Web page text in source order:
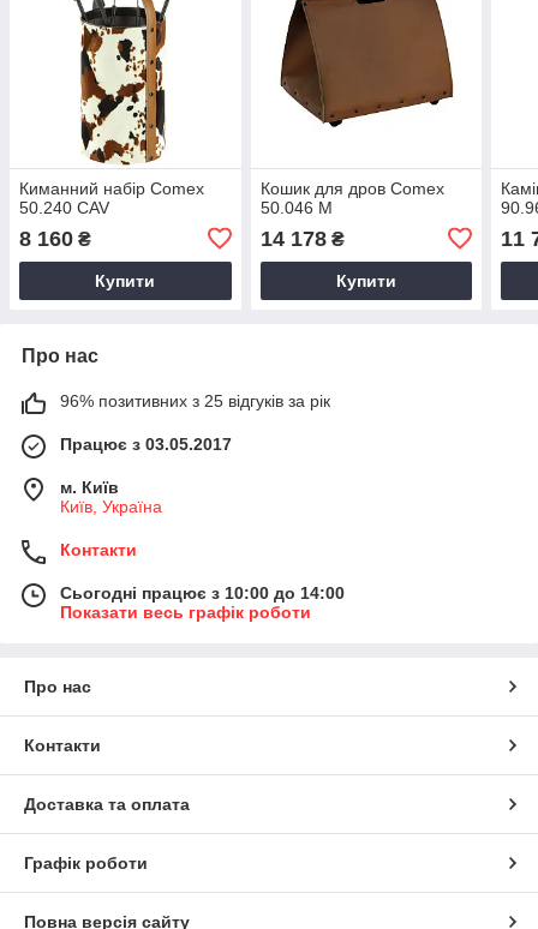
Киманний набір Comex
50.240 CAV
8 160 ₴
Купити
Кошик для дров Comex
50.046 M
14 178₴
Купити
11
Про нас
96% позитивних з 25 відгуків за рік
Працює з 03.05.2017
м. Київ
Київ, Україна
Контакти
Сьогодні працює з 10:00 до 14:00
Показати весь графік роботи
Про нас
Контакти
Доставка та оплата
Графік роботи
Повна версія сайту